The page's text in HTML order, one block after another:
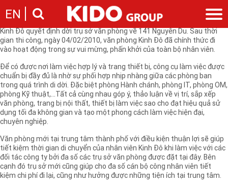
EN
Giới thiệu
Chặng đường
Cam kết của KIDO
Nhà sáng lập
Ngành hàng
Ngành dầu
Ngành gia vị
Ngành bánh
Tin tức
Tin tức & sự kiện
Thông cáo báo chí của tập đoàn
Nhà đầu tư
Thông điệp
Báo cáo
Thông tin cổ phần
Các công ty thành viên
Liên hệ
Nghề nghiệp
Giới thiệu
Nhu cầu tuyển dụng
Kinh Đô đã lên tầm cao mới, thay đổi diện mạo là một yêu cầu cấp
thiết. Bên cạnh đó, nhằm tạo điều kiện thuận lợi cho toàn bộ nhân viên
làm việc, đồng thời nâng cao sự chuyên nghiệp, Ban Tổng Giám Đốc
Kinh Đô quyết định dời trụ sở văn phòng về 141 Nguyễn Du. Sau thời
gian thi công, ngày 04/02/2010, văn phòng Kinh Đô đã chính thức đi
vào hoạt động trong sự vui mừng, phấn khởi của toàn bộ nhân viên.
Để có được nơi làm việc hợp lý và trang thiết bị, công cụ làm việc được
chuẩn bị đầy đủ là nhờ sự phối hợp nhịp nhàng giữa các phòng ban
trong quá trình di dời. Đặc biệt phòng Hành chánh, phòng IT, phòng OM,
phòng Kỹ thuật,...Tất cả cùng nhau góp ý, thảo luận về vị trí, sắp xếp
văn phòng, trang bị nội thất, thiết bị làm việc sao cho đạt hiệu quả sử
dụng tối đa không gian và tạo một phong cách làm việc hiện đại,
chuyên nghiệp.
Văn phòng mới tại trung tâm thành phố với điều kiện thuận lợi sẽ giúp
tiết kiệm thời gian di chuyển của nhân viên Kinh Đô khi làm việc với các
đối tác công ty bởi đa số các trụ sở văn phòng được đặt tại đây. Bên
cạnh đó trụ sở mới cũng giúp cho đa số cán bộ công nhân viên tiết
kiệm chi phí đi lại, cũng như hưởng được những tiện ích tại trung tâm.